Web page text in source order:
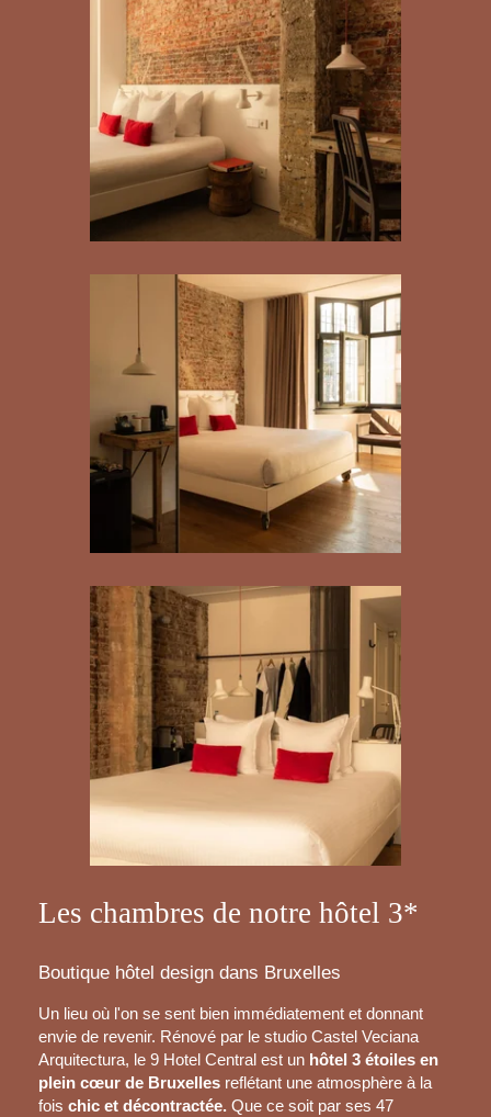
Les chambres de notre hôtel 3*
Boutique hôtel design dans Bruxelles
Un lieu où l'on se sent bien immédiatement et donnant
envie de revenir. Rénové par le studio Castel Veciana
Arquitectura, le 9 Hotel Central est un hôtel 3 étoiles en
plein cœur de Bruxellesreflétant une atmosphère à la
fois chic et décontractée.Que ce soit par ses 47